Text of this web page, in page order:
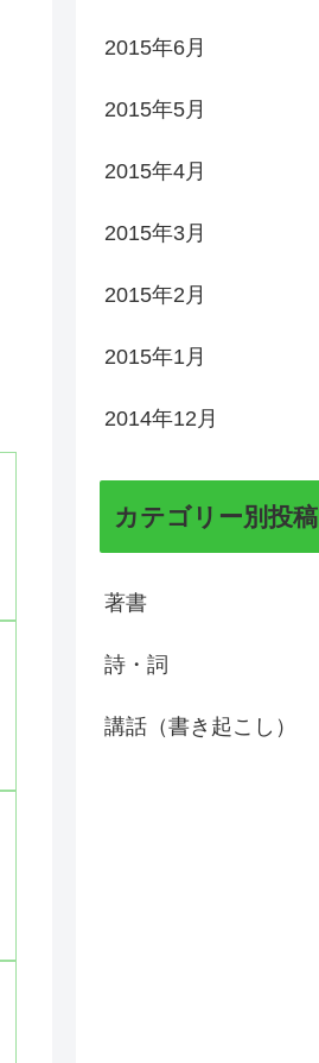
2015年6月
2015年5月
2015年4月
2015年3月
2015年2月
2015年1月
2014年12月
カテゴリー別投稿
著書
詩・詞
講話（書き起こし）